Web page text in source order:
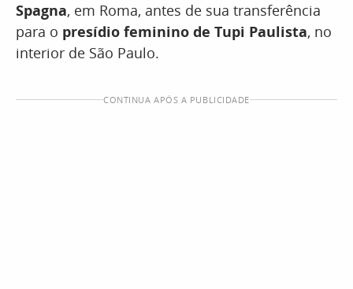
Spagna, em Roma, antes de sua transferência
para o presídio feminino de Tupi Paulista, no
interior de São Paulo.
CONTINUA APÓS A PUBLICIDADE